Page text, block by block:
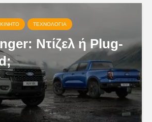
ΤΕΧΝΟΛΟΓΊΑ
Ντίζελ ή Plug-